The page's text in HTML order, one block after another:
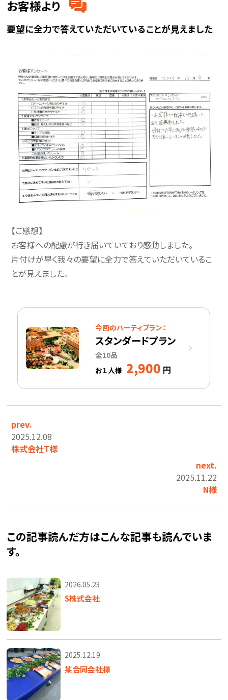
お客様より
要望に全力で答えていただいていることが見えました
【ご感想】
お客様への配慮が行き届いていており感動しました。
片付けが早く我々の要望に全力で答えていただいているこ
とが見えました。
今回のパーティプラン：
スタンダードプラン
全10品
お１人様 2,900 円
prev.
2025.12.08
株式会社T様
next.
2025.11.22
N様
この記事読んだ方はこんな記事も読んでいま
す。
2026.05.23
S株式会社
2025.12.19
某合同会社様